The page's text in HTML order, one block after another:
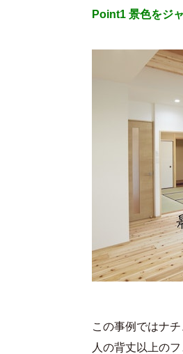
Point1 景色をジ
この事例ではナ
人の背丈以上の